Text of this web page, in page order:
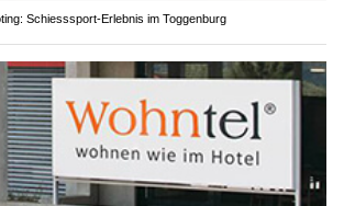
Schiesssport-Erlebnis im Toggenburg